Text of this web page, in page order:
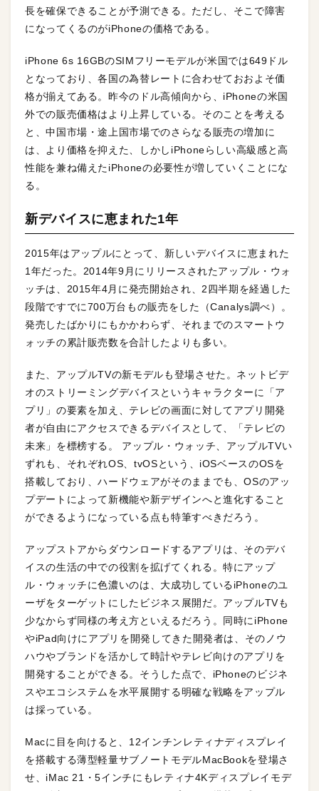
長を確保できることが予測できる。ただし、そこで障害
になってくるのがiPhoneの価格である。
iPhone 6s 16GBのSIMフリーモデルが米国では649ドル
となっており、各国の為替レートに合わせておおよそ価
格が揃えてある。昨今のドル高傾向から、iPhoneの米国
外での販売価格はより上昇している。そのことを考える
と、中国市場・途上国市場でのさらなる販売の増加に
は、より価格を抑えた、しかしiPhoneらしい高級感と高
性能を兼ね備えたiPhoneの必要性が増していくことにな
る。
新デバイスに恵まれた1年
2015年はアップルにとって、新しいデバイスに恵まれた
1年だった。2014年9月にリリースされたアップル・ウォ
ッチは、2015年4月に発売開始され、2四半期を経過した
段階ですでに700万台もの販売をした（Canalys調べ）。
発売したばかりにもかかわらず、それまでのスマートウ
ォッチの累計販売数を合計したよりも多い。
また、アップルTVの新モデルも登場させた。ネットビデ
オのストリーミングデバイスというキャラクターに「ア
プリ」の要素を加え、テレビの画面に対してアプリ開発
者が自由にアクセスできるデバイスとして、「テレビの
未来」を標榜する。 アップル・ウォッチ、アップルTVい
ずれも、それぞれOS、tvOSという、iOSベースのOSを
搭載しており、ハードウェアがそのままでも、OSのアッ
プデートによって新機能や新デザインへと進化すること
ができるようになっている点も特筆すべきだろう。
アップストアからダウンロードするアプリは、そのデバ
イスの生活の中での役割を拡げてくれる。特にアップ
ル・ウォッチに色濃いのは、大成功しているiPhoneのユ
ーザをターゲットにしたビジネス展開だ。アップルTVも
少なからず同様の考え方といえるだろう。同時にiPhone
やiPad向けにアプリを開発してきた開発者は、そのノウ
ハウやブランドを活かして時計やテレビ向けのアプリを
開発することができる。そうした点で、iPhoneのビジネ
スやエコシステムを水平展開する明確な戦略をアップル
は採っている。
Macに目を向けると、12インチンレティナディスプレイ
を搭載する薄型軽量サブノートモデルMacBookを登場さ
せ、iMac 21・5インチにもレティナ4Kディスプレイモデ